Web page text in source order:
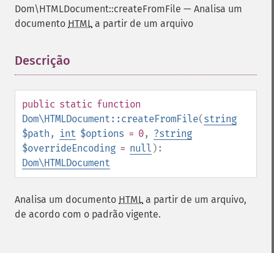
Dom\HTMLDocument::createFromFile — Analisa um
documento HTML a partir de um arquivo
Descrição
public static function
Dom\HTMLDocument::createFromFile(string
$path , int $options = 0, ?string
$overrideEncoding = null ):
Dom\HTMLDocument
Analisa um documento HTML a partir de um arquivo,
de acordo com o padrão vigente.